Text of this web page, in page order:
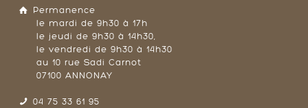
Permanence
le mardi de 9h30 à 17h
le jeudi de 9h30 à 14h30,
le vendredi de 9h30 à 14h30
au 10 rue Sadi Carnot
07100 ANNONAY
04 75 33 61 95